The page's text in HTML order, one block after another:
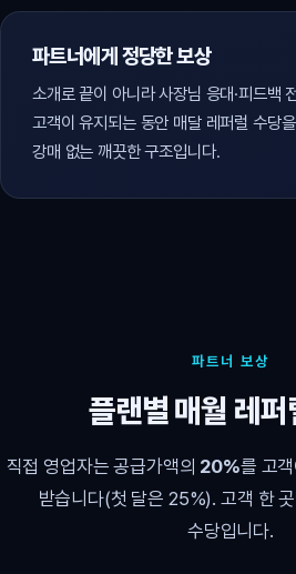
파트너에게 정당한 보상
소개로 끝이 아니라 사장님 응대·피드백
고객이 유지되는 동안 매달 레퍼럴 수당
강매 없는 깨끗한 구조입니다.
파트너 보상
플랜별 매월 레퍼
직접 영업자는 공급가액의 20%를 고
받습니다(첫 달은 25%). 고객 한
수당입니다.